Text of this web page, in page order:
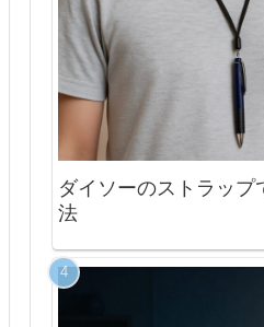
ダイソーのストラップ
法